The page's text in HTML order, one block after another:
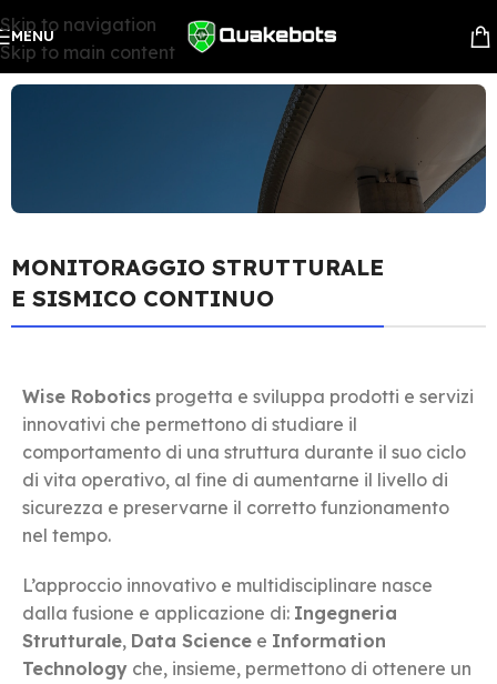
Skip to navigation
Skip to main content
MENU
MONITORAGGIO STRUTTURALE
E SISMICO CONTINUO
Wise Robotics progetta e sviluppa prodotti e servizi
innovativi che permettono di studiare il
comportamento di una struttura durante il suo ciclo
di vita operativo, al fine di aumentarne il livello di
sicurezza e preservarne il corretto funzionamento
nel tempo.
L’approccio innovativo e multidisciplinare nasce
dalla fusione e applicazione di: Ingegneria
Strutturale, Data Science e Information
Technology che, insieme, permettono di ottenere un